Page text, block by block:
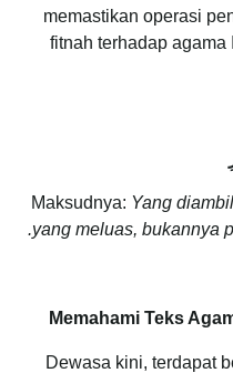
memastikan operasi
fitnah terhadap agama
Maksudnya: Yang
yang meluas, bukannya
Memahami Teks
Dewasa kini, terdapat